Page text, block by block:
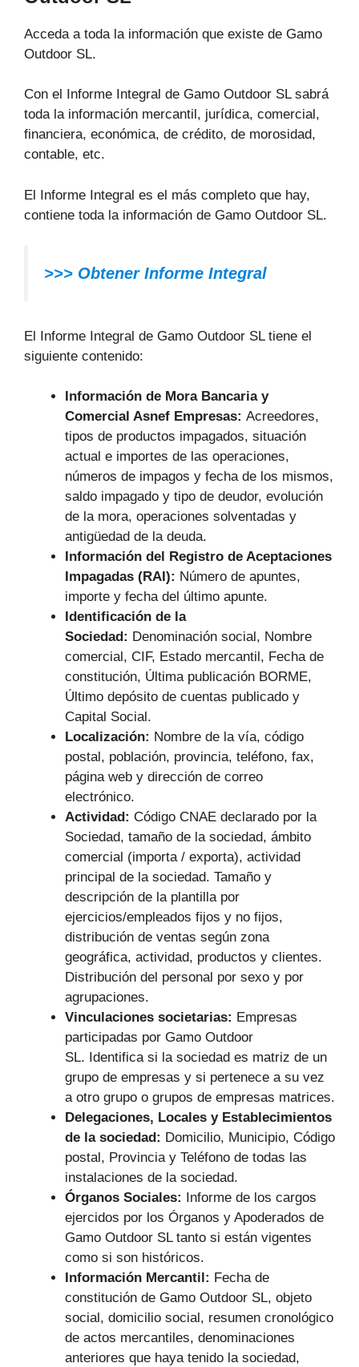
Acceda a toda la información que existe de Gamo
Outdoor SL.
Con el Informe Integral de Gamo Outdoor SL sabrá
toda la información mercantil, jurídica, comercial,
financiera, económica, de crédito, de morosidad,
contable, etc.
El Informe Integral es el más completo que hay,
contiene toda la información de Gamo Outdoor SL.
>>> Obtener Informe Integral
El Informe Integral de Gamo Outdoor SL tiene el
siguiente contenido:
Información de Mora Bancaria y
Comercial Asnef Empresas: Acreedores,
tipos de productos impagados, situación
actual e importes de las operaciones,
números de impagos y fecha de los mismos,
saldo impagado y tipo de deudor, evolución
de la mora, operaciones solventadas y
antigüedad de la deuda.
Información del Registro de Aceptaciones
Impagadas (RAI): Número de apuntes,
importe y fecha del último apunte.
Identificación de la
Sociedad: Denominación social, Nombre
comercial, CIF, Estado mercantil, Fecha de
constitución, Última publicación BORME,
Último depósito de cuentas publicado y
Capital Social.
Localización: Nombre de la vía, código
postal, población, provincia, teléfono, fax,
página web y dirección de correo
electrónico.
Actividad: Código CNAE declarado por la
Sociedad, tamaño de la sociedad, ámbito
comercial (importa / exporta), actividad
principal de la sociedad. Tamaño y
descripción de la plantilla por
ejercicios/empleados fijos y no fijos,
distribución de ventas según zona
geográfica, actividad, productos y clientes.
Distribución del personal por sexo y por
agrupaciones.
Vinculaciones societarias: Empresas
participadas por Gamo Outdoor
SL. Identifica si la sociedad es matriz de un
grupo de empresas y si pertenece a su vez
a otro grupo o grupos de empresas matrices.
Delegaciones, Locales y Establecimientos
de la sociedad: Domicilio, Municipio, Código
postal, Provincia y Teléfono de todas las
instalaciones de la sociedad.
Órganos Sociales: Informe de los cargos
ejercidos por los Órganos y Apoderados de
Gamo Outdoor SL tanto si están vigentes
como si son históricos.
Información Mercantil: Fecha de
constitución de Gamo Outdoor SL, objeto
social, domicilio social, resumen cronológico
de actos mercantiles, denominaciones
anteriores que haya tenido la sociedad,